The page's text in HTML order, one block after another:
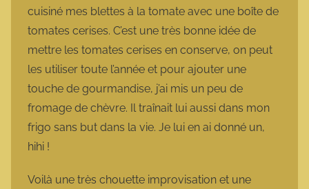
cuisiné mes blettes à la tomate avec une boîte de
tomates cerises. C’est une très bonne idée de
mettre les tomates cerises en conserve, on peut
les utiliser toute l’année et pour ajouter une
touche de gourmandise, j’ai mis un peu de
fromage de chèvre. Il traînait lui aussi dans mon
frigo sans but dans la vie. Je lui en ai donné un,
hihi !
Voilà une très chouette improvisation et une